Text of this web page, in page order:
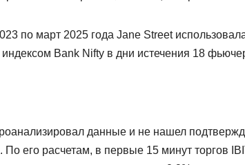
по март 2025 года Jane Street
Bank Nifty в дни истечения 18
данные и не нашел
его расчетам, в первые 15 минут торгов